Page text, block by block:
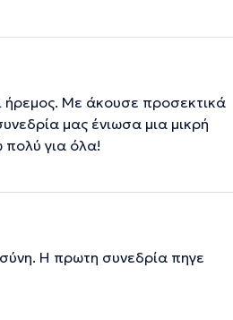
ήρεμος. Με άκουσε προσεκτικά
μας ένιωσα μια μικρή
για όλα!
Η πρωτη συνεδρία πηγε